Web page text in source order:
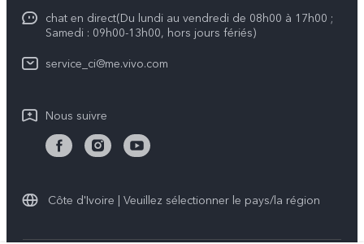
Y1s
Authentification IMEI
Prix des pièces de rechange
Instructions de garantie vivo
Legal Notice
À propos de vivo
Durabilité
chat en direct(Du lundi au vendredi de 08h00 à 17h00 ;
Samedi : 09h00-13h00, hors jours fériés)
service_ci@me.vivo.com
Nous suivre
Côte d'Ivoire | Veuillez sélectionner le pays/la région